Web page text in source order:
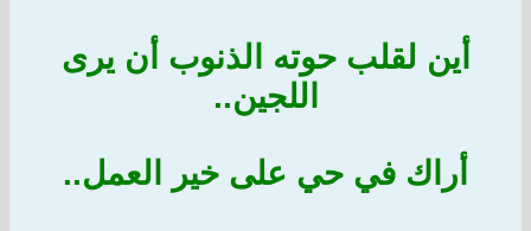
أين لقلب حوته الذنوب أن يرى
اللجين..
أراك في حي على خير العمل..